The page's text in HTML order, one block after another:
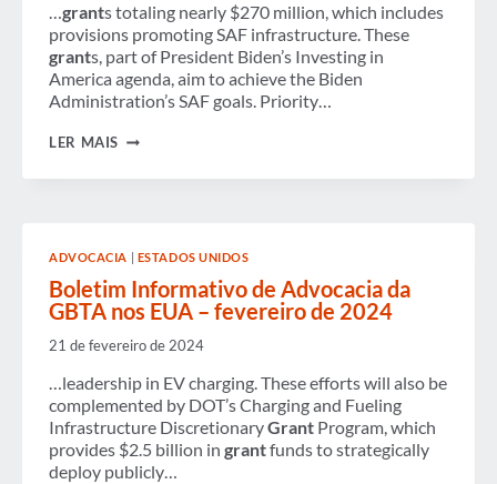
…grants totaling nearly $270 million, which includes
provisions promoting SAF infrastructure. These
grants, part of President Biden’s Investing in
America agenda, aim to achieve the Biden
Administration’s SAF goals. Priority…
LER MAIS BOLETIM
EUA
ABRIL
DE
ADVOCACIA ESTADOS UNIDOS
Boletim Informativo de Advocacia da
GBTA nos EUA – fevereiro de 2024
21 de fevereiro de 2024
…leadership in EV charging. These efforts will also be
complemented by DOT’s Charging and Fueling
Infrastructure DiscretionaryGrant Program, which
provides $2.5 billion in grantfunds to strategically
deploy publicly…